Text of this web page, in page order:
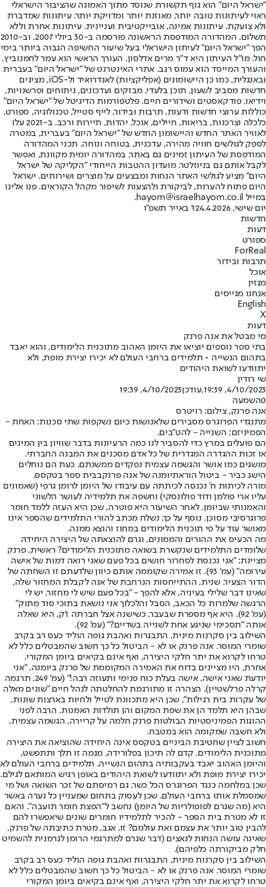
"ישראל היום" הוא גוף תקשורת שנוסד מתוך האמונה שהציבור הישראלי
ראוי לעיתונות טובה יותר, מאוזנת יותר ומדויקת יותר. עיתונות שמדברת
ולא צועקת. עיתונות אמינה, אובייקטיבית ועניינית. עיתונות אחרת וללא
תשלום. המהדורה המודפסת הראשונה פורסמה ב-30 ביולי 2007, וב-2010
הפך "ישראל היום" לעיתון הישראלי בעל שיעור החשיפה הגבוה ביותר בימי
חול. מו"ל העיתון היא ד"ר מרים אדלסון. העורך הראשי הוא עמר לחמנוביץ,
והעורך המייסד הוא עמוס רגב. אתרי האינטרנט של "ישראל היום" בעברית
ובאנגלית, כמו כן היישומונים (אפליקציות) לאנדרואיד ול-iOS, מציגים
חדשות מסביב לשעון, תוכן בלעדי, מבזקים ועדכונים, ניתוחים ופרשנויות,
וידיאו, פודקאסטים ושידורים חיים. פלטפורמות הדיגיטל של "ישראל היום"
כוללות ערוצי חדשות ודעות, תרבות ובידור, לייף סטייל, טכנולוגיה, ספורט,
כלכלה וצרכנות, בריאות, חיילים, אוכל, יהדות, תיירות ורכב. ב-2021 עלו
לאוויר האתר החדש והיישומון החדש של "ישראל היום" בעברית, במטרה
לספק לגולשים חוויה מהירה, עדכנית, בטוחה ונוחה. תכני המהדורה
המודפסת של העיתון זמינים גם באתר, במהדורה יומית מקוונת, ואפשר
לקבל אותם גם בניוזלטר. מועדון ההטבות הייחודי "הקליקה של ישראל
היום" מציע לגולשי האתר הנחות ומבצעים על מוצרים ושירותים. ישראל
היום פתוח להערות, לביקורת ולהצעות לשיפור מקהל הקוראים. פנו אלינו
במייל hayom@israelhayom.co.il.
יום שישי, 24.4.2026
ז' באייר תשפ"ו
חדשות
דעות
ספורט
ForReal
תרבות ובידור
אוכל
מגזין
אנחנו מגייסים
English
X
דעות
מי מבטל את אנה פרנק
בתי ספר נוספים יוציאו את היומן האהוב מתוכנית הלימודים, והוא יאבד
בתהום הנשייה • תלמידים ברחבי העולם לא יכירו יצירת מופת, ולא
יתוודעו לשואת היהודים
שי רודין
4/10/2023, 19:39
,עודכן4/10/2023, 19:39
0השמעה
אנה פרנק, צילום: רויטרס
מתנגדי הפרוגרס מסבירים שלאנושות כיום נשקפות שתי סכנות: האחת -
הפמיניזם; השנייה - להט"בים.
הם פועלים במרץ כדי להסביר לנו כמה הרעיונות בדבר שוויון בין המינים
או זכות ההגדרה המגדרית של כל אדם מסכנים את המבנה החברתי.
מושגים כמו אושר והגשמה עצמית נפקדים ממשנתם. כעת הם נוחלים
הישג כביר - ביטול הוראתיומנה של אנה פרנקבבית ספר בטקסס.
מורה לכיתות ח' נכנסה לכיתתה עם עיבודו של היומן לרומן גרפי (שאמונים
עליו ארי פולמן ודוד פולונסקי) וחשפה את תלמידיה לעושר הלשוני
והאמנותי שביומן. לאחר השיעור היא פוטרה, שכן היא העזה ללמד חומר
פרוגרסיבי מסוכן. נוסף על כך, נשלח מכתב להורי התלמידים שהספר אינו
מאושר עוד על פי תוכנית הלימודים במחוז והוצא ממנה.
מה הכעיס את ההורים והממונים, וגרם להוצאתה של היצירה היחידה
שלומדים התלמידים שנקשרת בשואה מתוכנית הלימודים? ראשית, פרנק
מציינת: "אני נכנסת לסחרור חושים בכל פעם שאני רואה דמות של אישה
עירומה" (עמ' 93). זו אמירה שקוממה אותם כיוון שלדעתם זו השחתה של
הדור הצעיר. שנית, ההתייחסות הנרחבת של אנה לקבלת המחזור שלה,
שאינו דבר שלילי בעיניה, אלא להפך - "בכל פעם שיש לי מחזור, יש לי
הרגשה שלמרות כל הכאב, הסבל והלכלוך אני נושאת בתוכי סוד מתוק"
(עמ' 92). היא אף מספרת שבעבר, כשישנה אצל חברתה ז'ק, היא שאלה
אותה "תסכימי שניגע אחת לשנייה בשדיים?" (עמ' 92).
השילוב בין סקרנות מינית, התבגרות ואהבת גופה הוליד כעס רב בקרב
שומרי המוסר. אנה פרנק או לא - הביטול כל כך חשוב שהמבטלים כלל לא
טרחו לקרוא את יתר חלקי היצירה, ואף אינם בקיאים ביומן המקורי.
אחרת, היו מציינים בדוח את האמירה המקוממת של פרנק ביומנה, "אני
יודעת שאני אישה, אישה בעלת כוח פנימי ותעוזה רבה!" (עמ' 249, תרגמה
קרלה פרלשטיין). הצהרה זו מתורגמת להחלטתה לנהל חיים "שונים מאלה
של עקרות בית רגילות", שכן היא מתכוונת לטייל ולחיות בארצות שונות,
שבהן היא תלמד הן את שפת המקום והן תולדות האמנות. הרבה לפני
ההוגות הפמיניסטיות הבולטות פרנק חלמה על קריירה, הגשמה עצמית,
ולא חשבה שמקומה הוא במטבח.
חשוב לציין שחטיבת הביניים בטקסס אינה היחידה שהוציאה את היצירה
מתוכנית הלימודים. קדם לה תיכון בפלורידה. מגמה זו תלך ותתפשט,
והיומן האהוב יאבד בעקבותיה בתהום הנשייה. תלמידים ברחבי העולם לא
יכירו יצירת מופת ולא יתוודעו לשואת היהודים באופן רגיש המותאם לגילם.
שכן במלחמה כנגד הפרוגרס הכל כשר, גם רמיסתם של זכר השואה ושל מי
שמסמלת אותו ברחבי העולם. שכן לעסוק בתחום שמעניין כל נערה באשר
היא (מה שגרם לפופולריות של היומן) נחשב ל"הפצת חומר תועבה". והאם
זו לא מטרת בית הספר - להכיר לתלמידיו חומרים שונים שיאפשרו להם
להבין טוב יותר את עצמם ואת עולמם? זו, אגב, מטרת כתיבתה של פרנק,
שאינה עושה הנחות לנאצים (דבר שגרם למתרגמי הרומן לגרמנית להשמיט
חלק מביקורתה כלפיהם).
השילוב בין סקרנות מינית, התבגרות ואהבת גופה הוליד כעס רב בקרב
שומרי המוסר. אנה פרנק או לא - הביטול כל כך חשוב שהמבטלים כלל לא
טרחו לקרוא את יתר חלקי היצירה, ואף אינם בקיאים ביומן המקורי